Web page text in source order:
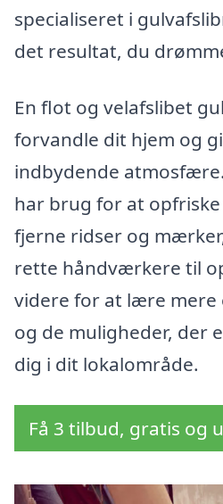
specialiseret i
det resultat, du
En flot og velafslibet
forvandle dit hjem og
indbydende
har brug for at
fjerne ridser og
rette håndværkere til
videre for at lære mere
og de muligheder, der
dig i dit lokalområde.
Få 3 tilbud, gratis og